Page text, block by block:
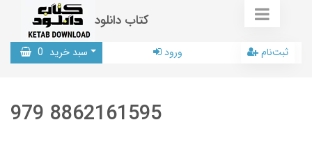
کتاب دانلود
سبد خرید 0 ورود ثبت‌نام
979 8862161595